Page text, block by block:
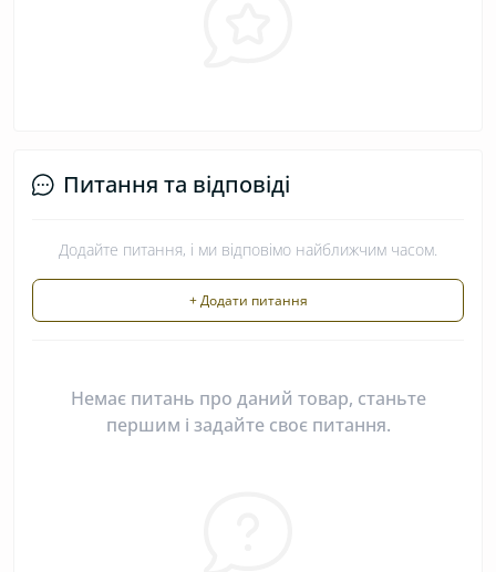
Питання та відповіді
Додайте питання, і ми відповімо найближчим часом.
+ Додати питання
Немає питань про даний товар, станьте
першим і задайте своє питання.